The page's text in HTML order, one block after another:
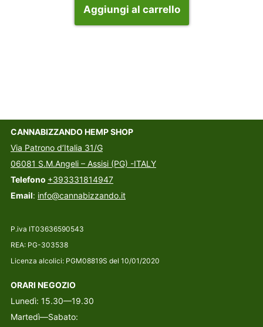
Aggiungi al carrello
CANNABIZZANDO HEMP SHOP
Via Patrono d’Italia 31/G
06081 S.M.Angeli – Assisi (PG) -ITALY
Telefono +393331814947
Email: info@cannabizzando.it
P.iva IT03636590543
REA: PG-303538
Licenza alcolici: PGM08819S del 10/01/2020
ORARI NEGOZIO
Lunedì: 15.30—19.30
Martedì—Sabato: